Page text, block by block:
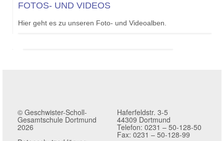
FOTOS- UND VIDEOS
Hier geht es zu unseren Foto- und Videoalben.
© Geschwister-Scholl-
Gesamtschule Dortmund
2026
Haferfeldstr. 3-5
44309 Dortmund
Telefon: 0231 – 50-128-50
Fax: 0231 – 50-128-99